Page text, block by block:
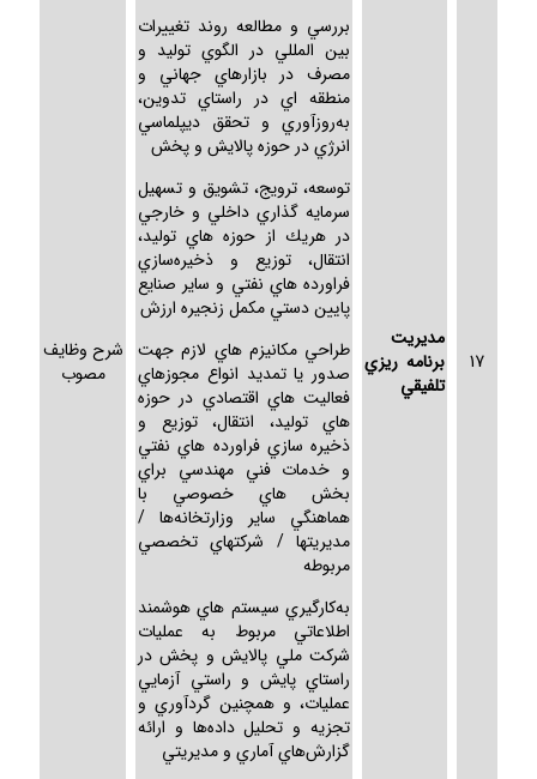
17
مديريت
برنامه ريزي
تلفيقي
بررسي و مطالعه روند تغييرات
بين المللي در الگوي توليد و
مصرف در بازارهاي جهاني و
منطقه اي در راستاي تدوين،
به‌روزآوري و تحقق ديپلماسي
انرژي در حوزه پالايش و پخش
توسعه، ترويج، تشويق و تسهيل
سرمايه گذاري داخلي و خارجي
در هريك از حوزه هاي توليد،
انتقال، توزيع و ذخيره‌سازي
فراورده هاي نفتي و ساير صنايع
پايين دستي مكمل زنجيره ارزش
طراحي مكانيزم هاي لازم جهت
صدور يا تمديد انواع مجوزهاي
فعاليت هاي اقتصادي در حوزه
هاي توليد، انتقال، توزيع و
ذخيره سازي فراورده هاي نفتي
و خدمات فني مهندسي براي
بخش هاي خصوصي با
هماهنگي ساير وزارتخانه‌ها /
مديريتها / شركتهاي تخصصي
مربوطه
به‌كارگيري سيستم هاي هوشمند
اطلاعاتي مربوط به عمليات
شركت ملي پالايش و پخش در
راستاي پايش و راستي آزمايي
عمليات، و همچنين گردآوري و
تجزيه و تحليل داده‌ها و ارائه
گزارش‌هاي آماري و مديريتي
شرح وظايف
مصوب